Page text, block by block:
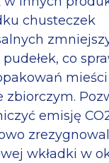
chusteczek
co
zbiorczym.
emisję
wkładki w